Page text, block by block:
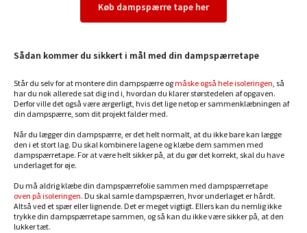
Køb dampspærre tape her
Sådan kommer du sikkert i mål med din dampspærretape
Står du selv for at montere din dampspærre ogmåske også hele isoleringen, så
har du nok allerede sat dig ind i, hvordan du klarer størstedelen af opgaven.
Derfor ville det også være ærgerligt, hvis det lige netop er sammenklæbningen af
din dampspærre, som dit projekt falder med.
Når du lægger din dampspærre, er det helt normalt, at du ikke bare kan lægge
den i et stort lag. Du skal kombinere lagene og klæbe dem sammen med
dampspærretape. For at være helt sikker på, at du gør det korrekt, skal du have
underlaget for øje.
Du må aldrig klæbe din dampspærrefolie sammen med dampspærretape
oven på isoleringen. Du skal samle dampspærren, hvor underlaget er hårdt.
Altså ved et spær eller lignende. Det er meget vigtigt. Ellers kan du nemlig ikke
trykke din dampspærretape sammen, og så kan du ikke være sikker på, at den
lukker tæt.